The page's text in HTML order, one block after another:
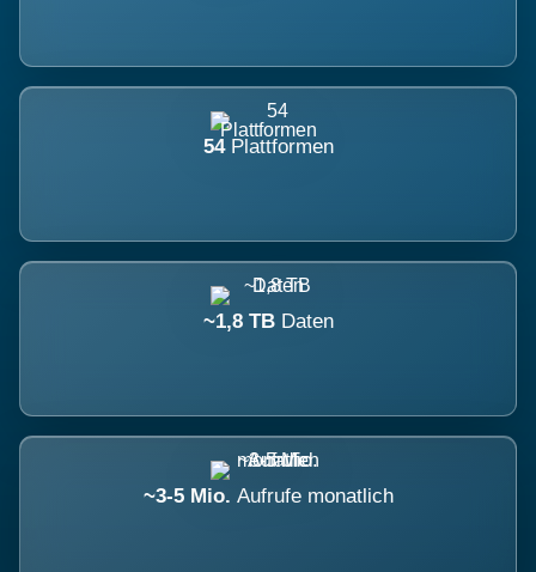
54 Plattformen
~1,8 TB Daten
~3-5 Mio. Aufrufe monatlich